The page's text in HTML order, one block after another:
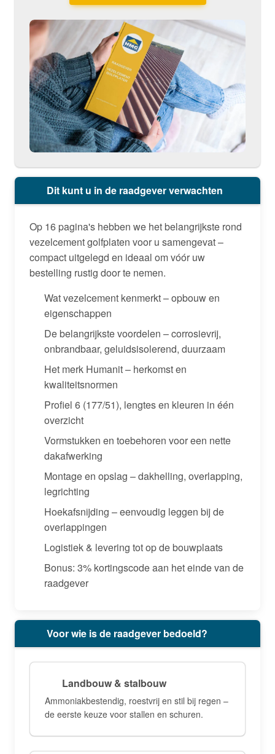
Dit kunt u in de raadgever verwachten
Op 16 pagina's hebben we het belangrijkste rond
vezelcement golfplaten voor u samengevat –
compact uitgelegd en ideaal om vóór uw
bestelling rustig door te nemen.
Wat vezelcement kenmerkt – opbouw en
eigenschappen
De belangrijkste voordelen – corrosievrij,
onbrandbaar, geluidsisolerend, duurzaam
Het merk Humanit – herkomst en
kwaliteitsnormen
Profiel 6 (177/51), lengtes en kleuren in één
overzicht
Vormstukken en toebehoren voor een nette
dakafwerking
Montage en opslag – dakhelling, overlapping,
legrichting
Hoekafsnijding – eenvoudig leggen bij de
overlappingen
Logistiek & levering tot op de bouwplaats
Bonus: 3% kortingscode aan het einde van de
raadgever
Voor wie is de raadgever bedoeld?
Landbouw & stalbouw
Ammoniakbestendig, roestvrij en stil bij regen –
de eerste keuze voor stallen en schuren.